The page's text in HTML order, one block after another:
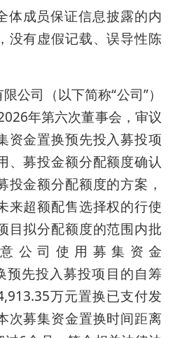
体成员保证信息披露的内
没有虚假记载、误导性陈
公司（以下简称“公司”）
年第六次董事会，审议
资金置换预先投入募投项
、募投金额分配额度确认
投金额分配额度的方案，
来超额配售选择权的行使
目拟分配额度的范围内批
公司使用募集资金
预先投入募投项目的自筹
万元置换已支付发
次募集资金置换时间距离